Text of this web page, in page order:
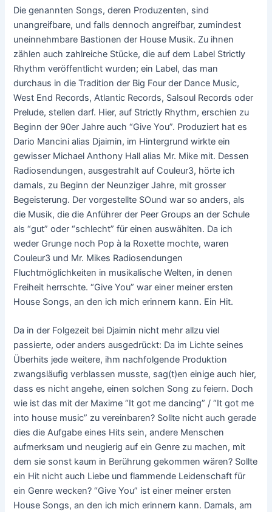
Die genannten Songs, deren Produzenten, sind
unangreifbare, und falls dennoch angreifbar, zumindest
uneinnehmbare Bastionen der House Musik. Zu ihnen
zählen auch zahlreiche Stücke, die auf dem Label Strictly
Rhythm veröffentlicht wurden; ein Label, das man
durchaus in die Tradition der Big Four der Dance Music,
West End Records, Atlantic Records, Salsoul Records oder
Prelude, stellen darf. Hier, auf Strictly Rhythm, erschien zu
Beginn der 90er Jahre auch “Give You”. Produziert hat es
Dario Mancini alias Djaimin, im Hintergrund wirkte ein
gewisser Michael Anthony Hall alias Mr. Mike mit. Dessen
Radiosendungen, ausgestrahlt auf Couleur3, hörte ich
damals, zu Beginn der Neunziger Jahre, mit grosser
Begeisterung. Der vorgestellte SOund war so anders, als
die Musik, die die Anführer der Peer Groups an der Schule
als “gut” oder “schlecht” für einen auswählten. Da ich
weder Grunge noch Pop à la Roxette mochte, waren
Couleur3 und Mr. Mikes Radiosendungen
Fluchtmöglichkeiten in musikalische Welten, in denen
Freiheit herrschte. “Give You” war einer meiner ersten
House Songs, an den ich mich erinnern kann. Ein Hit.
Da in der Folgezeit bei Djaimin nicht mehr allzu viel
passierte, oder anders ausgedrückt: Da im Lichte seines
Überhits jede weitere, ihm nachfolgende Produktion
zwangsläufig verblassen musste, sag(t)en einige auch hier,
dass es nicht angehe, einen solchen Song zu feiern. Doch
wie ist das mit der Maxime “It got me dancing” / “It got me
into house music” zu vereinbaren? Sollte nicht auch gerade
dies die Aufgabe eines Hits sein, andere Menschen
aufmerksam und neugierig auf ein Genre zu machen, mit
dem sie sonst kaum in Berührung gekommen wären? Sollte
ein Hit nicht auch Liebe und flammende Leidenschaft für
ein Genre wecken? “Give You” ist einer meiner ersten
House Songs, an den ich mich erinnern kann. Damals, am